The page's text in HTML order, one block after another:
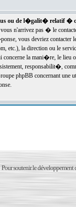
ou de l�galit� relatif �
n'arrivez pas � le
vous devriez
etc.), la direction ou le
concerne la mani�re, le
responsabilit�,
phpBB concernant une
Pour soutenir le développement